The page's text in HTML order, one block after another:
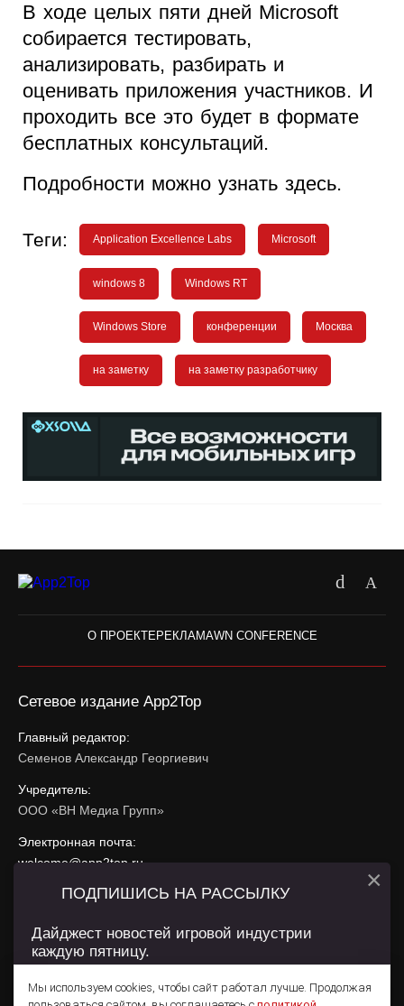
В ходе целых пяти дней Microsoft
собирается тестировать,
анализировать, разбирать и
оценивать приложения участников. И
проходить все это будет в формате
бесплатных консультаций.
Подробности можно узнать здесь.
Теги: Application Excellence Labs Microsoft
windows 8 Windows RT
Windows Store конференции Москва
на заметку на заметку разработчику
О ПРОЕКТЕРЕКЛАМАWN CONFERENCE
Сетевое издание App2Top
Главный редактор:
Семенов Александр Георгиевич
Учредитель:
ООО «ВН Медиа Групп»
Электронная почта:
welcome@app2top.ru
При использовании материалов активная ссылка на
Сайт использует IP адреса, cookie, данные геолокации
использования содержатся вПолитике конфиденциальностии
Мы используем cookies, чтобы сайт работал лучше. Продолжая
ПОДПИШИСЬ НА РАССЫЛКУ
Дайджест новостей игровой индустрии
каждую пятницу.
×